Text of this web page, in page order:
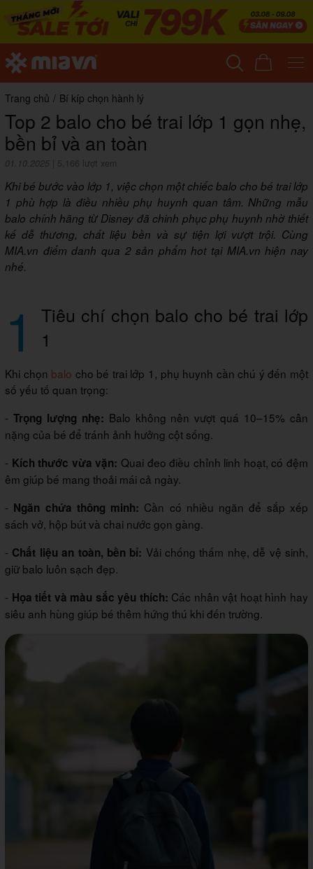
Trang chủ / Bí kíp chọn hành lý
Top 2 balo cho bé trai lớp 1 gọn nhẹ,
bền bỉ và an toàn
01.10.2025 5,166 lượt xem
Khi bé bước vào lớp 1, việc chọn một chiếc balo cho bé trai lớp
1 phù hợp là điều nhiều phụ huynh quan tâm. Những mẫu
balo chính hãng từ Disney đã chinh phục phụ huynh nhờ thiết
kế dễ thương, chất liệu bền và sự tiện lợi vượt trội. Cùng
MIA.vn điểm danh qua 2 sản phẩm hot tại MIA.vn hiện nay
nhé.
1
Tiêu chí chọn balo cho bé trai lớp
1
Khi chọn balo cho bé trai lớp 1, phụ huynh cần chú ý đến một
số yếu tố quan trọng:
- Trọng lượng nhẹ: Balo không nên vượt quá 10–15% cân
nặng của bé để tránh ảnh hưởng cột sống.
- Kích thước vừa vặn: Quai đeo điều chỉnh linh hoạt, có đệm
êm giúp bé mang thoải mái cả ngày.
- Ngăn chứa thông minh: Cần có nhiều ngăn để sắp xếp
sách vở, hộp bút và chai nước gọn gàng.
- Chất liệu an toàn, bền bỉ: Vải chống thấm nhẹ, dễ vệ sinh,
giữ balo luôn sạch đẹp.
- Họa tiết và màu sắc yêu thích: Các nhân vật hoạt hình hay
siêu anh hùng giúp bé thêm hứng thú khi đến trường.